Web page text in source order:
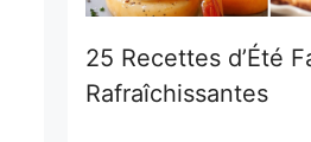
25 Recettes d’Été
Rafraîchissantes